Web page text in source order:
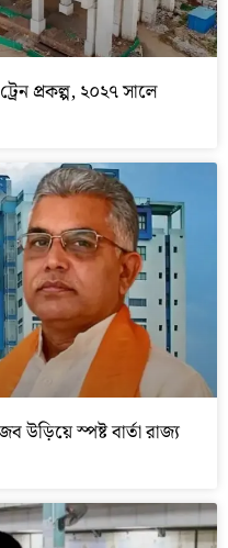
প্রকল্প, ২০২৭ সালে
স্পষ্ট বার্তা রাজ্য